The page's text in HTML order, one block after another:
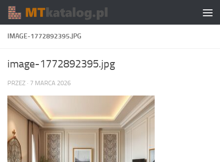
Skip to content
IMAGE-1772892395.JPG
image-1772892395.jpg
PRZEZ · 7 MARCA 2026